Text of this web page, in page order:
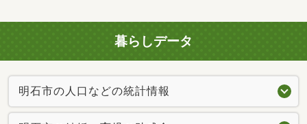
暮らしデータ
明石市の人口などの統計情報